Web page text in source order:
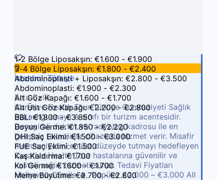
İstanbul, Türkiye
Ertu Çelik
Curative Health Tour Türkiye Cumhuriyeti Sağlık
Bakanlığı onaylı A sınıfı bir turizm acentesidir.
Deneyimli doktor ve radyolog kadrosu ile en
gelişmiş teknolojik cihazlarla hizmet verir. Misafir
memnuniyetini en üst düzeyde tutmayı hedefleyen
Curative Health Tour hastalarına güvenilir ve
kaliteli sağlık hizmeti sunar. Tedavi Fiyatları
Hollywood Smile 🔥 Popüler €2.000 – €3.000 All
1-2 Bölge Liposakşın: €1.600 - €1.900
3-4 Bölge Liposakşın: €1.800 - €2.400
Abdominoplasti + Liposakşın: €2.800 - €3.500
Abdominoplasti: €1.900 - €2.300
Alt Göz Kapağı: €1.600 - €1.700
Alt Üst Göz Kapağı: €2.200 - €2.800
BBL: €1.800 - €3.850
Boyun Germe: €1.850 - €2.220
DHI Saç Ekimi: €1.500 - €3.000
FUE Saç Ekimi: €1.500
Kaş Kaldırma: €1.700
Kol Germe: €1.600 - €1.700
Meme Büyütme: €2.700 - €2.800